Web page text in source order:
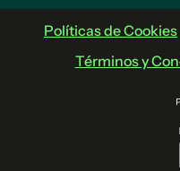
Políticas de Cookies
Términos y